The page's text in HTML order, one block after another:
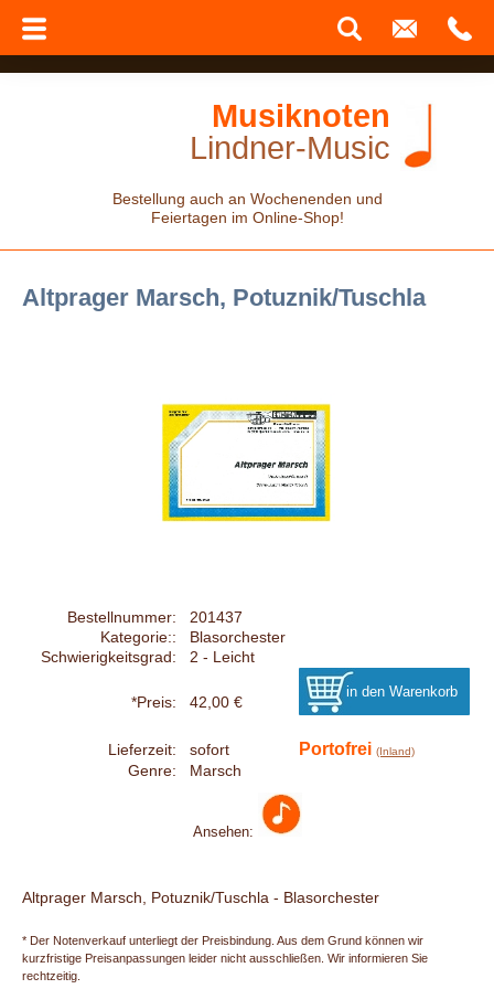
Musiknoten
Lindner-Music
Bestellung auch an Wochenenden und
Feiertagen im Online-Shop!
Altprager Marsch, Potuznik/Tuschla
Bestellnummer:
201437
Kategorie::
Blasorchester
Schwierigkeitsgrad:
2 - Leicht
*Preis: 42,00 €
Lieferzeit: sofort Portofrei (Inland)
Genre: Marsch
Ansehen:
Altprager Marsch, Potuznik/Tuschla - Blasorchester
* Der Notenverkauf unterliegt der Preisbindung. Aus dem Grund können wir
kurzfristige Preisanpassungen leider nicht ausschließen. Wir informieren Sie
rechtzeitig.